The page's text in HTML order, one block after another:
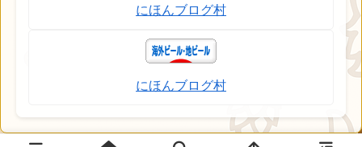
にほんブログ村
にほんブログ村